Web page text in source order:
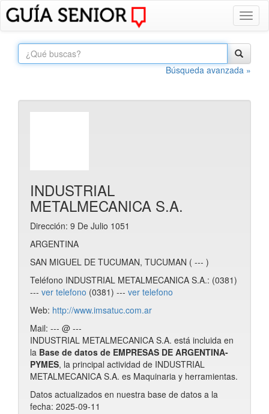
Búsqueda avanzada »
INDUSTRIAL
METALMECANICA S.A.
Dirección: 9 De Julio 1051
ARGENTINA
SAN MIGUEL DE TUCUMAN, TUCUMAN ( --- )
Teléfono INDUSTRIAL METALMECANICA S.A.: (0381)
--- ver telefono (0381) --- ver telefono
Web: http://www.imsatuc.com.ar
Mail: --- @ ---
INDUSTRIAL METALMECANICA S.A. está incluida en
la Base de datos de EMPRESAS DE ARGENTINA-
PYMES, la principal actividad de INDUSTRIAL
METALMECANICA S.A. es Maquinaria y herramientas.
Datos actualizados en nuestra base de datos a la
fecha: 2025-09-11